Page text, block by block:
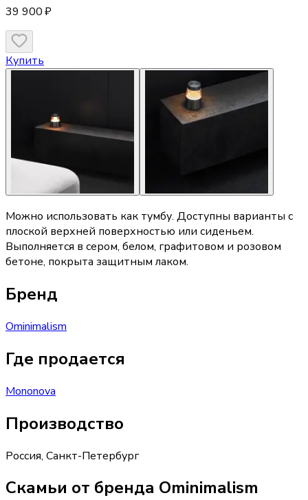
39 900 ₽
Купить
Можно использовать как тумбу. Доступны варианты с
плоской верхней поверхностью или сиденьем.
Выполняется в сером, белом, графитовом и розовом
бетоне, покрыта защитным лаком.
Бренд
Ominimalism
Где продается
Mononova
Производство
Россия, Санкт-Петербург
Скамьи от бренда Ominimalism